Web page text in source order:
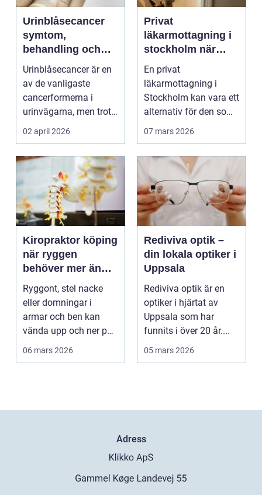
Urinblåsecancer
symtom,
behandling och
livet efter
diagnosen
Urinblåsecancer är en
av de vanligaste
cancerformerna i
urinvägarna, men trots
det hamnar den ofta
02 april 2026
Privat
läkarmottagning i
stockholm när
personlig vård och
specialistkunskap
är viktig
En privat
läkarmottagning i
Stockholm kan vara ett
alternativ för den som
vill ha snabb tillgång
07 mars 2026
Kiropraktor köping
när ryggen
behöver mer än
vila
Ryggont, stel nacke
eller domningar i
armar och ben kan
vända upp och ner på
vardagen. Många
06 mars 2026
Rediviva optik –
din lokala optiker i
Uppsala
Rediviva optik är en
optiker i hjärtat av
Uppsala som har
funnits i över 20 år....
05 mars 2026
Adress